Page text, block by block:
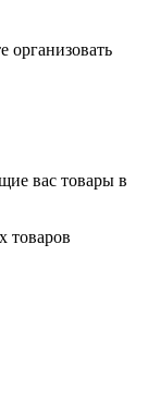
вас товары в
товаров